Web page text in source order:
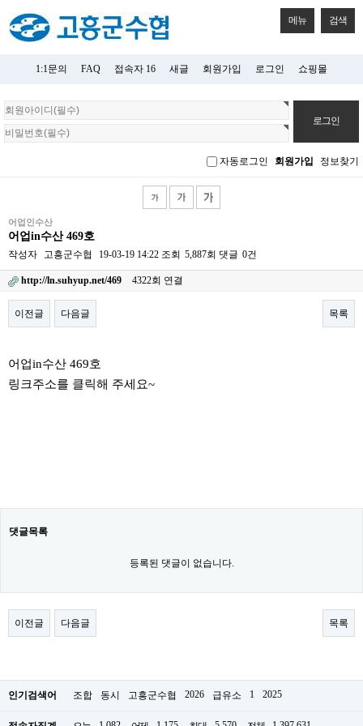
메뉴 검색
1:1문의 FAQ 접속자 16 새글 회원가입 로그인 쇼핑몰
회
원
로
자동로그인 회원가입 정보찾기
어업인수산
어업in수산 469호
작성자 고흥군수협 19-03-19 14:22 조회 5,887회 댓글 0건
http://ln.suhyup.net/469 4322회 연결
이전글 다음글 목록
어업in수산 469호
링크주소를 클릭해 주세요~
댓글목록
등록된 댓글이 없습니다.
이전글 다음글 목록
인기검색어 조합 동시 고흥군수협 2026 급유소 1 2025